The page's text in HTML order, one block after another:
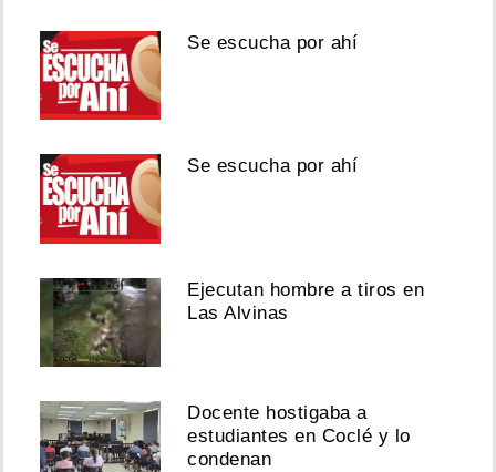
Se escucha por ahí
Se escucha por ahí
Ejecutan hombre a tiros en
Las Alvinas
Docente hostigaba a
estudiantes en Coclé y lo
condenan